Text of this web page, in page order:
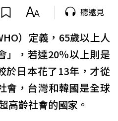
聽遠見
）定義，65歲以上人
」，若達20％以上則是
於日本花了13年，才從
會，台灣和韓國是全球
高齡社會的國家。